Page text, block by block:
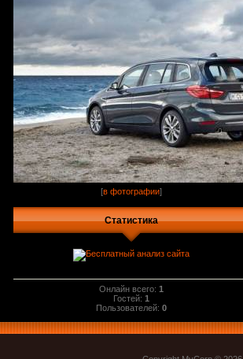
[в фотографии]
Статистика
Онлайн всего: 1
Гостей: 1
Пользователей: 0